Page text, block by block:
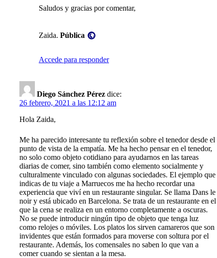
Saludos y gracias por comentar,
Zaida. Pública
Accede para responder
Diego Sánchez Pérez dice:
26 febrero, 2021 a las 12:12 am
Hola Zaida,
Me ha parecido interesante tu reflexión sobre el tenedor desde el
punto de vista de la empatía. Me ha hecho pensar en el tenedor,
no solo como objeto cotidiano para ayudarnos en las tareas
diarias de comer, sino también como elemento socialmente y
culturalmente vinculado con algunas sociedades. El ejemplo que
indicas de tu viaje a Marruecos me ha hecho recordar una
experiencia que viví en un restaurante singular. Se llama Dans le
noir y está ubicado en Barcelona. Se trata de un restaurante en el
que la cena se realiza en un entorno completamente a oscuras.
No se puede introducir ningún tipo de objeto que tenga luz
como relojes o móviles. Los platos los sirven camareros que son
invidentes que están formados para moverse con soltura por el
restaurante. Además, los comensales no saben lo que van a
comer cuando se sientan a la mesa.